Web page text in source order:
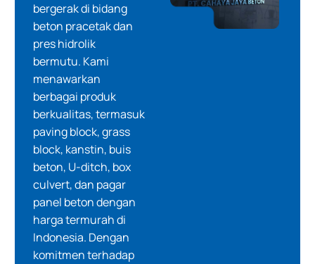
bergerak di bidang
beton pracetak dan
pres hidrolik
bermutu. Kami
menawarkan
berbagai produk
berkualitas, termasuk
paving block, grass
block, kanstin, buis
beton, U-ditch, box
culvert, dan pagar
panel beton dengan
harga termurah di
Indonesia. Dengan
komitmen terhadap